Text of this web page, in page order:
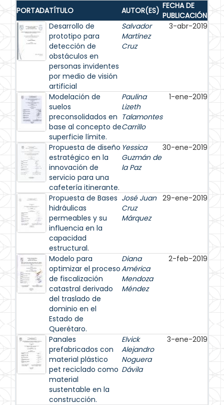
PORTADATÍTULO AUTOR(ES) FECHA DE
PUBLICACIÓN
Desarrollo de
prototipo para
detección de
obstáculos en
personas invidentes
por medio de visión
artificial
Salvador
Martínez
Cruz
3-abr-2019
Modelación de
suelos
preconsolidados en
base al concepto de
superficie límite.
Paulina
Lizeth
Talamontes
Carrillo
1-ene-2019
Propuesta de diseño
estratégico en la
innovación de
servicio para una
cafetería itinerante.
Yessica
Guzmán de
la Paz
30-ene-2019
Propuesta de Bases
hidráulicas
permeables y su
influencia en la
capacidad
estructural.
José Juan
Cruz
Márquez
29-ene-2019
Modelo para
optimizar el proceso
de fiscalización
catastral derivado
del traslado de
dominio en el
Estado de
Querétaro.
Diana
América
Mendoza
Méndez
2-feb-2019
Panales
prefabricados con
material plástico
pet reciclado como
material
sustentable en la
construcción.
Elvick
Alejandro
Noguera
Dávila
3-ene-2019